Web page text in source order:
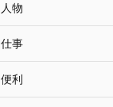
人物
仕事
便利